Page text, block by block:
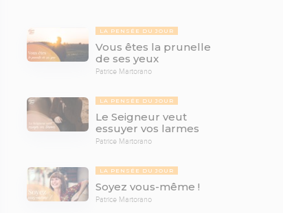
LA PENSÉE DU JOUR
Vous êtes la prunelle
de ses yeux
Patrice Martorano
LA PENSÉE DU JOUR
Le Seigneur veut
essuyer vos larmes
Patrice Martorano
LA PENSÉE DU JOUR
Soyez vous-même !
Patrice Martorano